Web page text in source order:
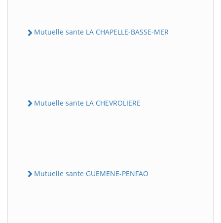
Mutuelle sante LA CHAPELLE-BASSE-MER
Mutuelle sante LA CHEVROLIERE
Mutuelle sante GUEMENE-PENFAO